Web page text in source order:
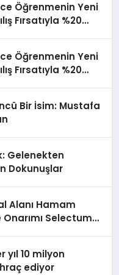
Öğrenmenin Yeni
Fırsatıyla %20
Öğrenmenin Yeni
Fırsatıyla %20
Bir İsim: Mustafa
Gelenekten
Dokunuşlar
Alanı Hamam
Onarımı Selectum
yıl 10 milyon
ediyor